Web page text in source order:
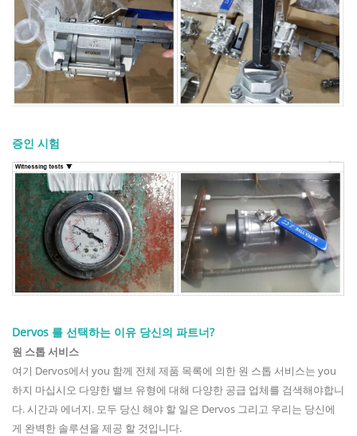
증인 시험
Dervos 를 선택하는 이유 당신의 파트너?
원 스톱 서비스
여기 Dervos에서 you 함께 전체 제품 목록에 의한 원 스톱 서비스는 you
하지 마십시오 다양한 밸브 유형에 대해 다양한 공급 업체를 검색해야합니
다. 시간과 에너지. 모두 당신 해야 할 일은 Dervos 그리고 우리는 당신에
게 완벽한 솔루션을 제공 할 것입니다.